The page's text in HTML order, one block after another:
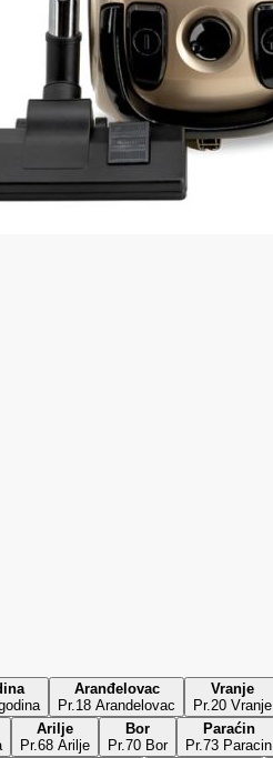
Aranđelovac
Pr.18 Arandelovac
Vranje
Pr.20 Vranje
Arilje
Pr.68 Arilje
Bor
Pr.70 Bor
Paraćin
Pr.73 Paracin